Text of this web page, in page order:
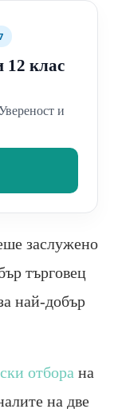
12 клас
и
заслужено
търговец
най-добър
отбора на
на две